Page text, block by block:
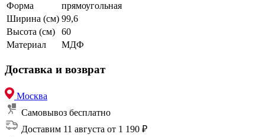
Форма
прямоугольная
Ширина (см) 99,6
Высота (см)
60
Материал
МДФ
Доставка и возврат
Москва
Самовывоз бесплатно
Доставим 11 августа от 1 190 ₽